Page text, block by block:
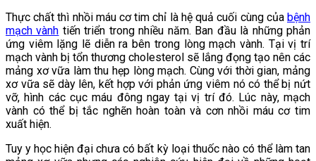
Thực chất thì nhồi máu cơ tim chỉ là hệ quả cuối cùng của bệnh
mạch vành tiến triển trong nhiều năm. Ban đầu là những phản
ứng viêm lặng lẽ diễn ra bên trong lòng mạch vành. Tại vị trí
mạch vành bị tổn thương cholesterol sẽ lắng đọng tạo nên các
mảng xơ vữa làm thu hẹp lòng mạch. Cùng với thời gian, mảng
xơ vữa sẽ dày lên, kết hợp với phản ứng viêm nó có thể bị nứt
vỡ, hình các cục máu đông ngay tại vị trí đó. Lúc này, mạch
vành có thể bị tắc nghẽn hoàn toàn và cơn nhồi máu cơ tim
xuất hiện.
Tuy y học hiện đại chưa có bất kỳ loại thuốc nào có thể làm tan